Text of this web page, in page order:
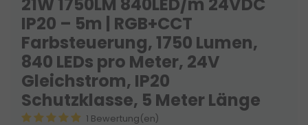
IP20 – 5m | RGB+CCT
Farbsteuerung, 1750 Lumen,
840 LEDs pro Meter, 24V
Gleichstrom, IP20
Schutzklasse, 5 Meter Länge
1 Bewertung(en)